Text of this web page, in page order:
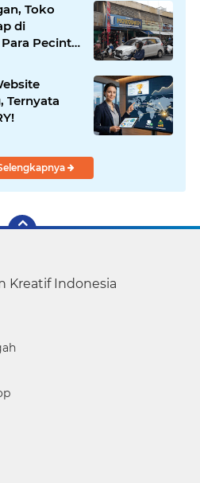
Toko
di
Pecinta
Ternyata
Kreatif Indonesia